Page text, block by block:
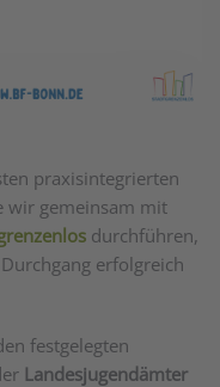
praxisintegrierten
wir gemeinsam mit
durchführen,
erfolgreich
festgelegten
Landesjugendämter